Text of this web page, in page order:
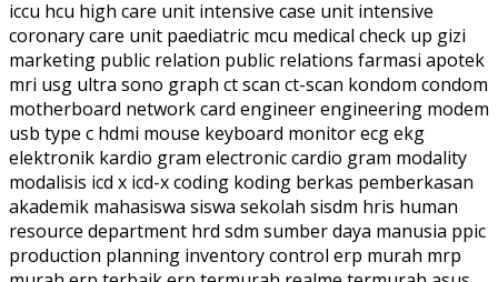
iccu hcu high care unit intensive case unit intensive
coronary care unit paediatric mcu medical check up gizi
marketing public relation public relations farmasi apotek
mri usg ultra sono graph ct scan ct-scan kondom condom
motherboard network card engineer engineering modem
usb type c hdmi mouse keyboard monitor ecg ekg
elektronik kardio gram electronic cardio gram modality
modalisis icd x icd-x coding koding berkas pemberkasan
akademik mahasiswa siswa sekolah sisdm hris human
resource department hrd sdm sumber daya manusia ppic
production planning inventory control erp murah mrp